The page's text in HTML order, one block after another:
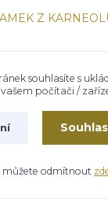
Z KARNEOLU
Skladem
souhlasíte s
počítači /
můžete odmítnout